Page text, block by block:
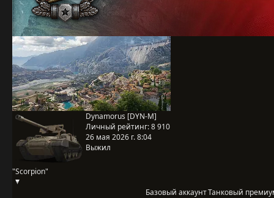
"Scorpion"
Dynamorus [DYN-M]
Личный рейтинг:8 910
26 мая 2026 г. 8:04
Выжил
Базовый аккаунтТанковый